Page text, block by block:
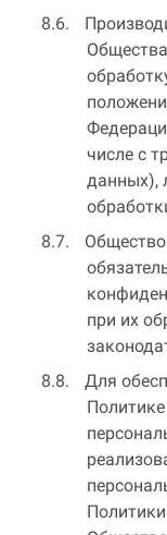
числе с
данных),
Общество
при их
Для